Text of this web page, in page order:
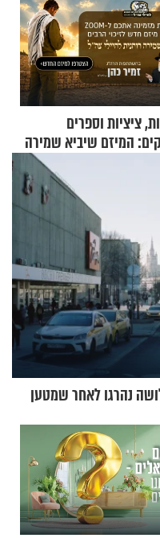
ציציות וספרים
המיזם שיביא שמירה
נהרגו לאחר שמטען